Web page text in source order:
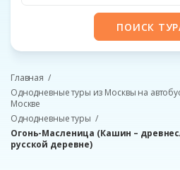
ПОИСК
Главная
Однодневные туры из Москвы на
Москве
Однодневные туры
Огонь-Масленица (Кашин –
русской деревне)